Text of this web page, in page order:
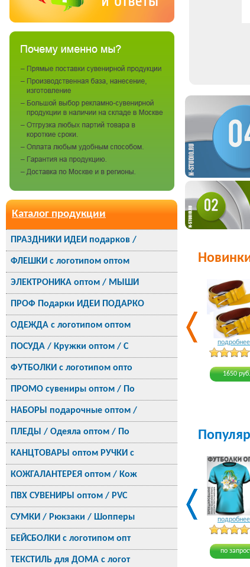
Каталог продукции
ПРАЗДНИКИ ИДЕИ подарков /
ФЛЕШКИ с логотипом оптом
ЭЛЕКТРОНИКА оптом / МЫШИ
ПРОФ Подарки ИДЕИ ПОДАРКО
ОДЕЖДА с логотипом оптом
ПОСУДА / Кружки оптом / С
ФУТБОЛКИ с логотипом опто
ПРОМО сувениры оптом / По
НАБОРЫ подарочные оптом /
ПЛЕДЫ / Одеяла оптом / По
КАНЦТОВАРЫ оптом РУЧКИ с
КОЖГАЛАНТЕРЕЯ оптом / Кож
ПВХ СУВЕНИРЫ оптом / PVC
СУМКИ / Рюкзаки / Шопперы
БЕЙСБОЛКИ с логотипом опт
ТЕКСТИЛЬ для ДОМА с логот
1650 руб.
по